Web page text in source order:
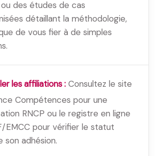
ou des études de cas
détaillant la méthodologie,
de vous fier à de simples
les affiliations : Consultez le site
Compétences pour une
RNCP ou le registre en ligne
EMCC pour vérifier le statut
son adhésion.